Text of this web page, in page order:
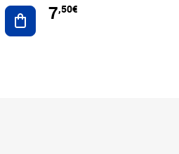
Ajouter au panier
7,50€